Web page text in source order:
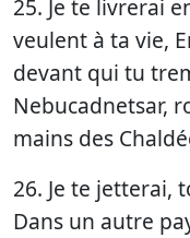
25. Je te livrerai
veulent à ta vie,
devant qui tu
Nebucadnetsar,
mains des
26. Je te jetterai,
Dans un autre